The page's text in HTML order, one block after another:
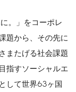
。」をコーポレ
題から、その先に
またげる社会課題
指すソーシャルエ
して世界63ヶ国